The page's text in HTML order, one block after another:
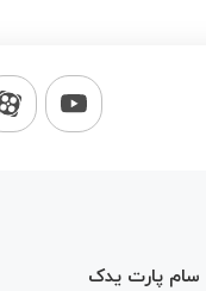
سام پارت یدک